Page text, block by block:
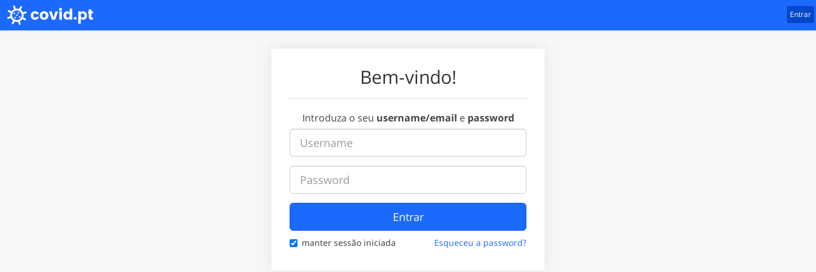
Entrar
Bem-vindo!
Introduza o seu username/email e password
Entrar
manter sessão iniciada Esqueceu a password?